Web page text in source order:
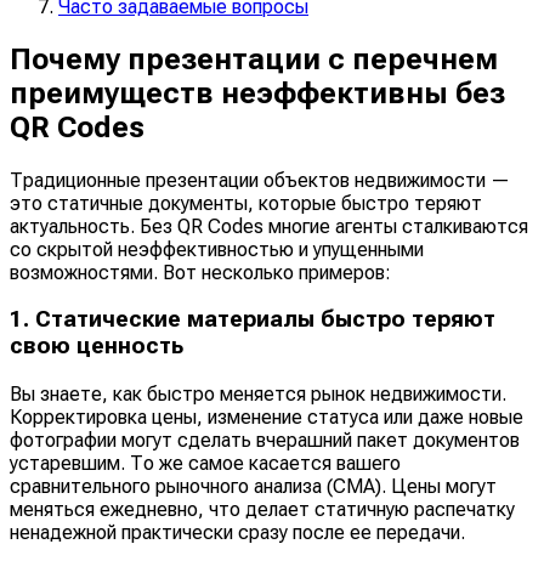
Часто задаваемые вопросы
Почему презентации с перечнем
преимуществ неэффективны без
QR Codes
Традиционные презентации объектов недвижимости —
это статичные документы, которые быстро теряют
актуальность. Без QR Codes многие агенты сталкиваются
со скрытой неэффективностью и упущенными
возможностями. Вот несколько примеров:
1. Статические материалы быстро теряют
свою ценность
Вы знаете, как быстро меняется рынок недвижимости.
Корректировка цены, изменение статуса или даже новые
фотографии могут сделать вчерашний пакет документов
устаревшим. То же самое касается вашего
сравнительного рыночного анализа (CMA). Цены могут
меняться ежедневно, что делает статичную распечатку
ненадежной практически сразу после ее передачи.